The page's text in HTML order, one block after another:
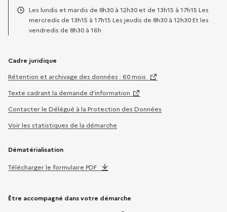
Téléphone :
Horaires :
Les lundis et mardis de 8h30 à 12h30 et de 13h15 à 17h15 Les
mercredis de 13h15 à 17h15 Les jeudis de 8h30 à 12h30 Et les
vendredis de 8h30 à 16h
Cadre juridique
Rétention et archivage des données : 60 mois
Texte cadrant la demande d’information
Contacter le Délégué à la Protection des Données
Voir les statistiques de la démarche
Dématérialisation
Télécharger le formulaire PDF
Être accompagné dans votre démarche